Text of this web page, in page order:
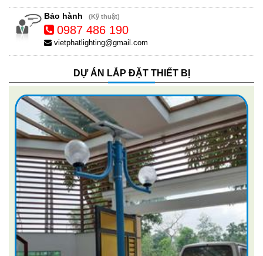
Bảo hành (Kỹ thuật)
0987 486 190
vietphatlighting@gmail.com
DỰ ÁN LẮP ĐẶT THIẾT BỊ